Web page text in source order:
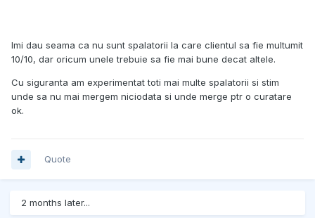
Imi dau seama ca nu sunt spalatorii la care clientul sa fie multumit
10/10, dar oricum unele trebuie sa fie mai bune decat altele.
Cu siguranta am experimentat toti mai multe spalatorii si stim
unde sa nu mai mergem niciodata si unde merge ptr o curatare
ok.
Quote
2 months later...